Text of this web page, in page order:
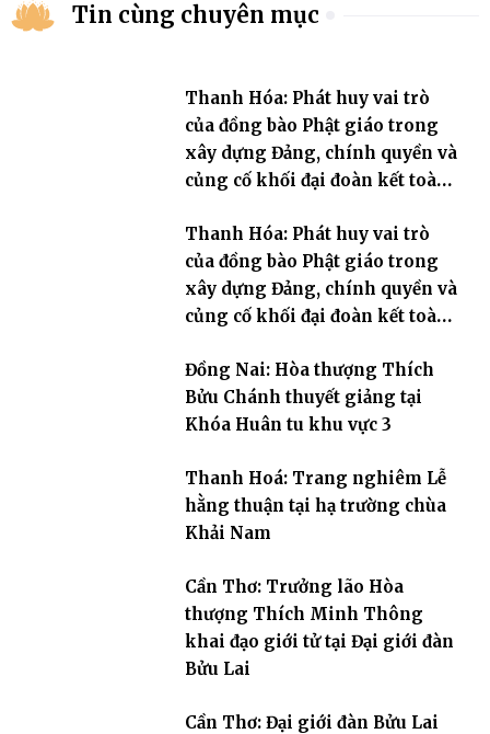
Tin cùng chuyên mục
Thanh Hóa: Phát huy vai trò
của đồng bào Phật giáo trong
xây dựng Đảng, chính quyền và
củng cố khối đại đoàn kết toàn
Thanh Hóa: Phát huy vai trò
của đồng bào Phật giáo trong
xây dựng Đảng, chính quyền và
củng cố khối đại đoàn kết toàn
Đồng Nai: Hòa thượng Thích
Bửu Chánh thuyết giảng tại
Khóa Huân tu khu vực 3
Thanh Hoá: Trang nghiêm Lễ
hằng thuận tại hạ trường chùa
Khải Nam
Cần Thơ: Trưởng lão Hòa
thượng Thích Minh Thông
khai đạo giới tử tại Đại giới đàn
Bửu Lai
Cần Thơ: Đại giới đàn Bửu Lai